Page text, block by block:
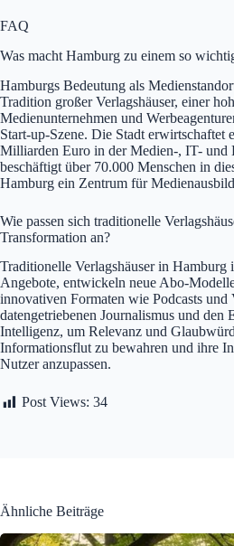
FAQ
Was macht Hamburg zu einem so
Hamburgs Bedeutung als
Tradition großer Verlagshäuser, einer
Medienunternehmen und
Start-up-Szene. Die Stadt erwirtschaftet
Milliarden Euro in der Medien-, IT- und
beschäftigt über 70.000 Menschen in
Hamburg ein Zentrum für
Wie passen sich traditionelle
Transformation an?
Traditionelle Verlagshäuser in Hamburg
Angebote, entwickeln neue Abo-
innovativen Formaten wie Podcasts und
datengetriebenen Journalismus und den
Intelligenz, um Relevanz und
Informationsflut zu bewahren und ihre
Nutzer anzupassen.
Post Views: 34
Ähnliche Beiträge